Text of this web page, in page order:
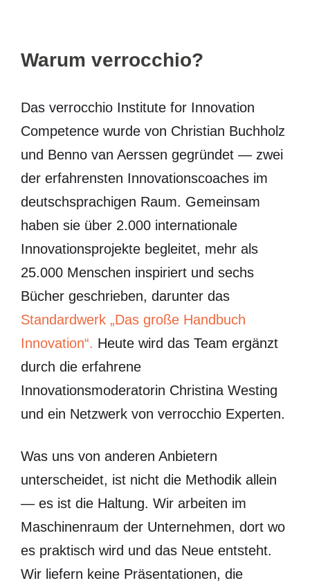
Warum verrocchio?
Das verrocchio Institute for Innovation
Competence wurde von Christian Buchholz
und Benno van Aerssen gegründet — zwei
der erfahrensten Innovationscoaches im
deutschsprachigen Raum. Gemeinsam
haben sie über 2.000 internationale
Innovationsprojekte begleitet, mehr als
25.000 Menschen inspiriert und sechs
Bücher geschrieben, darunter das
Standardwerk „Das große Handbuch
Innovation“. Heute wird das Team ergänzt
durch die erfahrene
Innovationsmoderatorin Christina Westing
und ein Netzwerk von verrocchio Experten.
Was uns von anderen Anbietern
unterscheidet, ist nicht die Methodik allein
— es ist die Haltung. Wir arbeiten im
Maschinenraum der Unternehmen, dort wo
es praktisch wird und das Neue entsteht.
Wir liefern keine Präsentationen, die